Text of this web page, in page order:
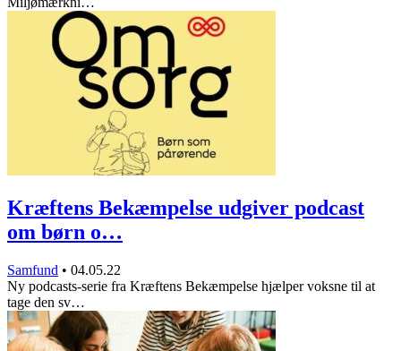
Kræftens Bekæmpelse udgiver podcast
om børn o…
Samfund • 04.05.22
Ny podcasts-serie fra Kræftens Bekæmpelse hjælper voksne til at
tage den sv…